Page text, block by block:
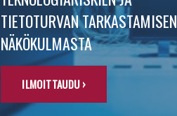
TIETOTURVAN TARKASTAMISEN
NÄKÖKULMASTA
ILMOITTAUDU ›